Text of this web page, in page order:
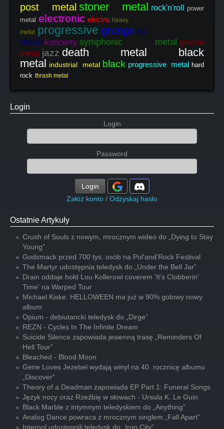
post metal stoner metal rock'n'roll
power
metal electronic electro heavy
metal
progressive grunge nu
metal koncerty symphonic metal groove
metal
jazz death metal black
metal industrial metal black progressive metal hard
rock thrash metal
Login
Login
Password
Login
Załóż konto / Odzyskaj hasło
Ostatnie Artykuły
Crush of Souls z nowym, mrocznym wideo do „Dying to Stay
Young”
Godsmack przed 700 tys. osób na Pol'and'Rock Festival
The Martyr udostępnia teledysk do „Under the Bell Jar”
Drain oddaje hołd Lou Kollerowi coverem 'It's Clobberin'
Time' na Warped Tour
Michael Kiske: HELLOWEEN ma już w 90% gotowy nowy
album
Opium - debiutancki teledysk do „Dirge”
REZN - Cycles In The Infinite Dream
Suicide Silence zapowiada jesienną trasę „Reminders Of
Hell Tour”
Bleached - Blood Moon
Gene Loves Jezebel wydają winyl na 40. rocznicę albumu
„Discover”
Theory of a Deadman zapowiada EP Part 1: Funeral Songs
Język nocy oraz Rzeźbię w słowach - Ursula K. Le Guin
Black Marble z intymnym teledyskiem do „Anything”
Analog Dance powraca z mrocznym singlem „Fall Apart”
Interpol udostępnili teledysk do „Iron City”